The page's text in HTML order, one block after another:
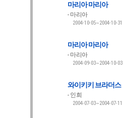
마리아 마리아
마리아
2004-10-05~2004-10-31
마리아 마리아
마리아
2004-09-03~2004-10-03
와이키키 브라더스
인희
2004-07-03~2004-07-11